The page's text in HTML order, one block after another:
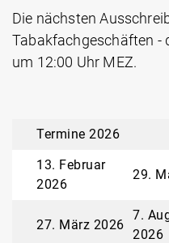
Die nächsten
Tabakfachgeschäften -
um 12:00 Uhr MEZ.
Termine 2026
13. Februar
2026
29.
27. März 2026
7.
2026